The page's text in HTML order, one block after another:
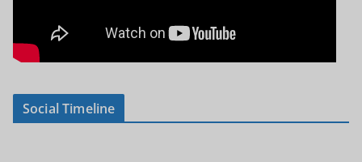
Social Timeline